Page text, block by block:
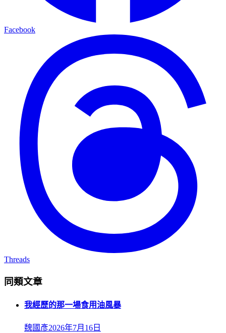
Facebook
Threads
同類文章
我經歷的那一場食用油風暴
魏國彥2026年7月16日